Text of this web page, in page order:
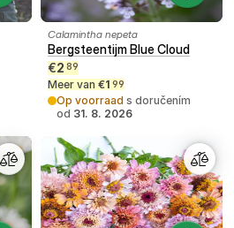
Calamintha nepeta
Bergsteentijm Blue Cloud
€2 89
Meer van €1 99
Op voorraad s doručením
od 31. 8. 2026